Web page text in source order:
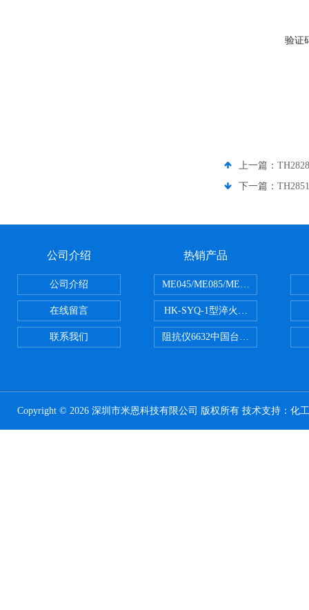
验证
上一篇：
下一篇：
公司介绍
公司介绍
在线留言
联系我们
热销产品
ME045/ME085/ME150ME系列
HK-SYQ-1型淬火介质冷却性能测
阻抗仪6632中国台湾益和
Copyright © 2026 深圳市米恩科技有限公司 版权所有 技术支持： 化